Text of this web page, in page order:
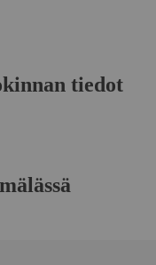
tiedot